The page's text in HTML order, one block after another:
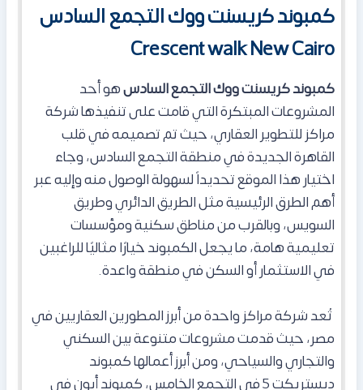
كمبوند كريسنت ووك التجمع السادس
Crescent walk New Cairo
كمبوند كريسنت ووك التجمع السادسهو أحد
المشروعات المبتكرة التي قامت على تنفيذها شركة
مراكز للتطوير العقاري، حيث تم تصميمه في قلب
القاهرة الجديدة في منطقة التجمع السادس، وجاء
اختيار هذا الموقع تحديداً لسهولة الوصول منه وإليه عبر
أهم الطرق الرئيسية مثل الطريق الدائري وطريق
السويس، وبالقرب من مناطق سكنية ومؤسسات
تعليمية هامة، ما يجعل الكمبوند خيارًا مثاليًا للراغبين
في الاستثمار أو السكن في منطقة واعدة.
تُعد شركة مراكز واحدة من أبرز المطورين العقاريين في
مصر، حيث قدمت مشروعات متنوعة بين السكني
والتجاري والسياحي، ومن أبرز أعمالها كمبوند
ديستريكت 5 في التجمع الخامس، كمبوند أيون في